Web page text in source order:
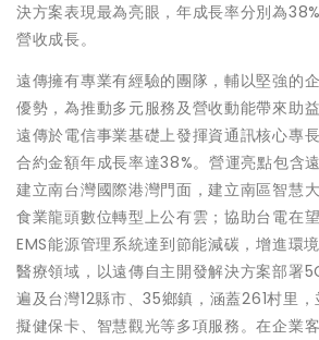
決方案表現最為亮眼，年成長率分別為
營收成長。
遠傳擁有專業有經驗的團隊，輔以堅強的
優勢，為推動多元服務及營收動能帶來助
遠傳於電信事業基礎上發揮資通訊核心專
合約金額年成長率達38%。營運亮點包含
建立南台灣國際港灣門面，建立南區智慧
食業龍頭數位轉型上公有雲；協助台電在
EMS能源管理系統達到節能減碳，增進環
醫療領域，以遠傳自主開發解決方案部署
遍及台灣12縣市、35鄉鎮，涵蓋261村里
擬健保卡、智慧觀光等多項服務。在企業